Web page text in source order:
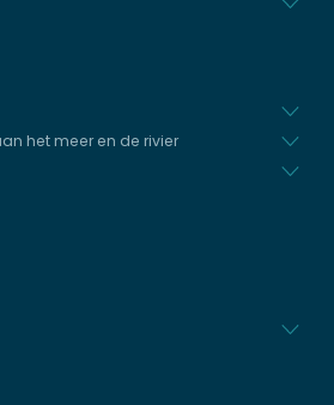
het meer en de rivier